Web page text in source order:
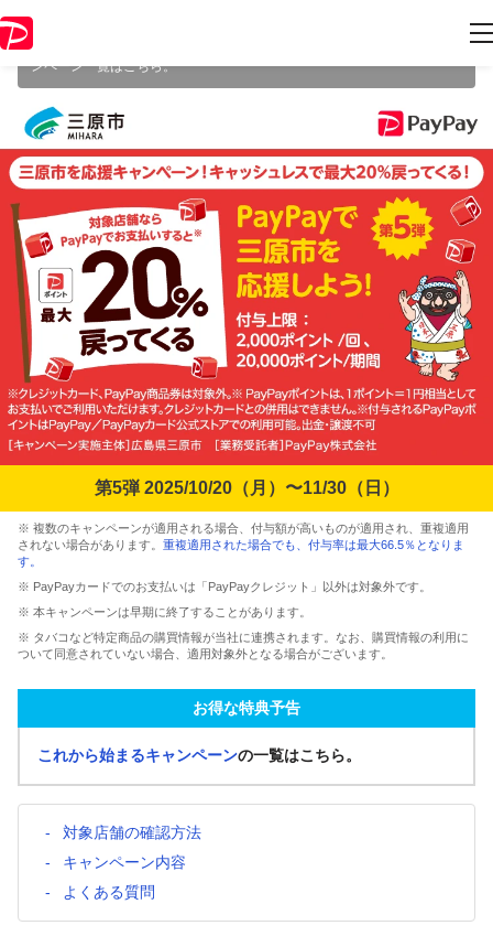
ージ内の情報はキャンペーン終了時点のものになります。
ンペーン一覧はこちら。
第5弾 2025/10/20（月）〜11/30（日）
※ 複数のキャンペーンが適用される場合、付与額が高いものが適用され、重複適用
されない場合があります。 重複適用された場合でも、付与率は最大66.5％となりま
す。
※ PayPayカードでのお支払いは「PayPayクレジット」以外は対象外です。
※ 本キャンペーンは早期に終了することがあります。
※ タバコなど特定商品の購買情報が当社に連携されます。なお、購買情報の利用に
ついて同意されていない場合、適用対象外となる場合がございます。
お得な特典予告
これから始まるキャンペーンの一覧はこちら。
対象店舗の確認方法
キャンペーン内容
よくある質問